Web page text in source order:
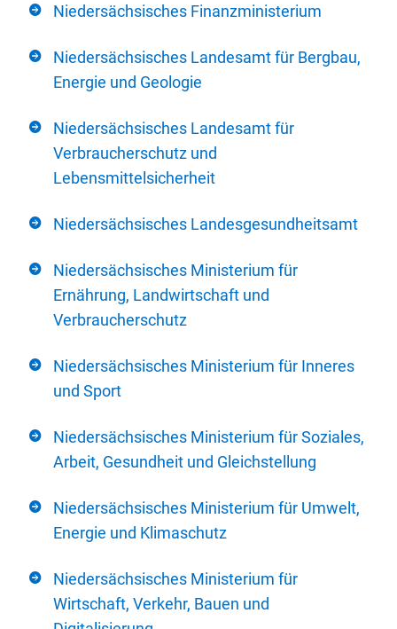
Niedersächsisches Finanzministerium
Niedersächsisches Landesamt für Bergbau,
Energie und Geologie
Niedersächsisches Landesamt für
Verbraucherschutz und
Lebensmittelsicherheit
Niedersächsisches Landesgesundheitsamt
Niedersächsisches Ministerium für
Ernährung, Landwirtschaft und
Verbraucherschutz
Niedersächsisches Ministerium für Inneres
und Sport
Niedersächsisches Ministerium für Soziales,
Arbeit, Gesundheit und Gleichstellung
Niedersächsisches Ministerium für Umwelt,
Energie und Klimaschutz
Niedersächsisches Ministerium für
Wirtschaft, Verkehr, Bauen und